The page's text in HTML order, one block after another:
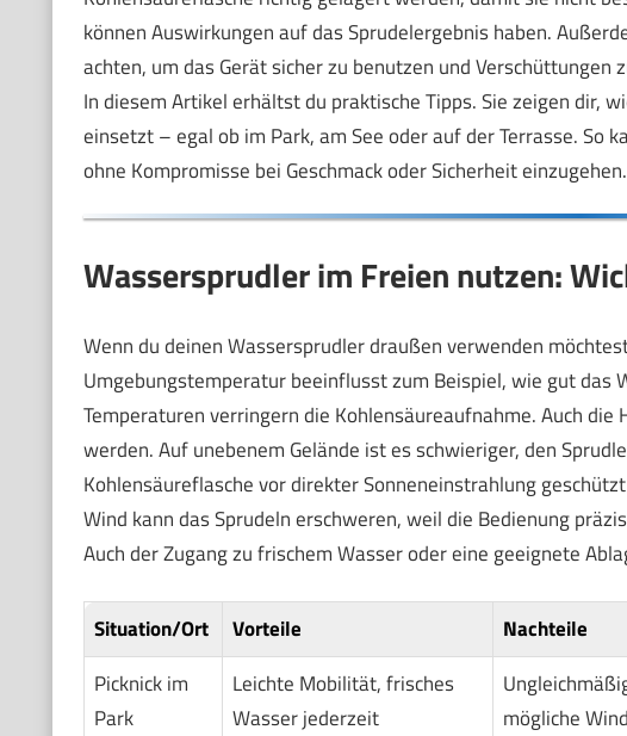
können Auswirkungen auf das Sprudelergebnis haben.
achten, um das Gerät sicher zu benutzen und Verschüttungen
In diesem Artikel erhältst du praktische Tipps. Sie zeigen dir,
einsetzt – egal ob im Park, am See oder auf der Terrasse. So
ohne Kompromisse bei Geschmack oder Sicherheit einzugehen.
Wassersprudler im Freien nutzen:
Wenn du deinen Wassersprudler draußen verwenden
Umgebungstemperatur beeinflusst zum Beispiel, wie gut das
Temperaturen verringern die Kohlensäureaufnahme. Auch
werden. Auf unebenem Gelände ist es schwieriger, den
Kohlensäureflasche vor direkter Sonneneinstrahlung
Wind kann das Sprudeln erschweren, weil die Bedienung
Auch der Zugang zu frischem Wasser oder eine geeignete
Situation/Ort Vorteile Nachteile
Picknick im
Park
Leichte Mobilität, frisches
Wasser jederzeit
mögliche